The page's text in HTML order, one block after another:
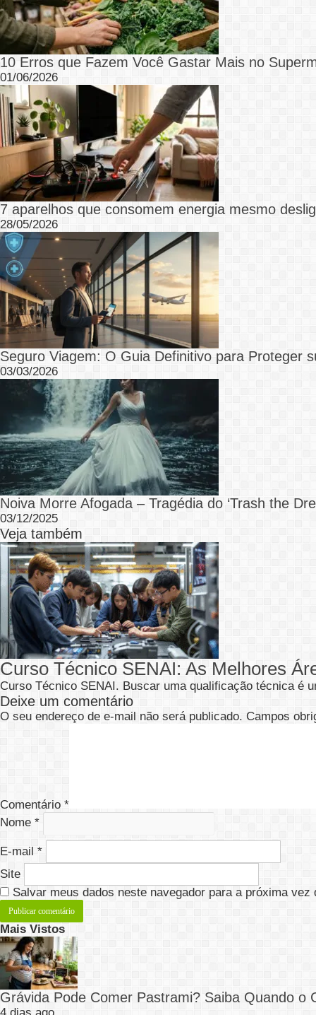
10 Erros que Fazem Você Gastar Mais no
01/06/2026
7 aparelhos que consomem energia mesmo
28/05/2026
Seguro Viagem: O Guia Definitivo para Proteger
03/03/2026
Noiva Morre Afogada – Tragédia do ‘Trash the
03/12/2025
Veja também
Curso Técnico SENAI: As Melhores
Curso Técnico SENAI. Buscar uma qualificação técnica é
Deixe um comentário
O seu endereço de e-mail não será publicado. Campos
Comentário *
Nome *
E-mail *
Site
Salvar meus dados neste navegador para a próxima vez
Mais Vistos
Grávida Pode Comer Pastrami? Saiba Quando o